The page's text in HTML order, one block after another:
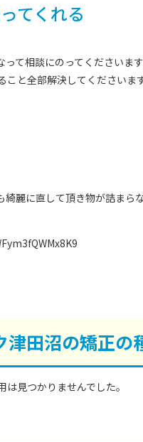
てくれる
て相談にのってください
と全部解決してくださいま
麗に直して頂き物が詰ま
田沼の矯正の
見つかりませんでした。